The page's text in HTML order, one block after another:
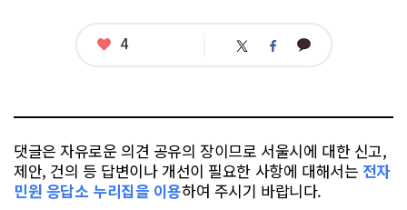
좋
4 트 페 카
댓글은 자유로운 의견 공유의 장이므로 서울시에 대한 신고,
제안, 건의 등 답변이나 개선이 필요한 사항에 대해서는 전자
민원 응답소 누리집을 이용하여 주시기 바랍니다.